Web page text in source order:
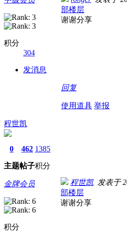
积分
304
发消息
部楼层
谢谢分享
回复
使用道具 举报
程世凯
0
主题
462
帖子
1385
积分
金牌会员
积分
程世凯 发表于
部楼层
谢谢分享